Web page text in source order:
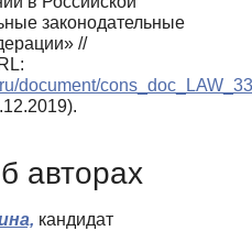
законодательные
//
document/
авторах
кандидат